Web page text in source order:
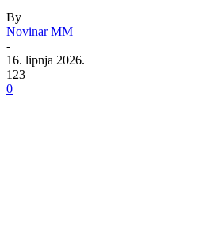
By
Novinar MM
-
16. lipnja 2026.
123
0